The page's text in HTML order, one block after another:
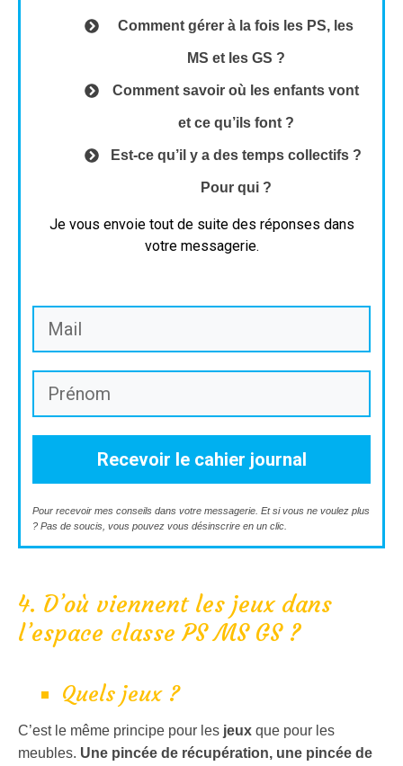
Comment gérer à la fois les PS, les
MS et les GS ?
Comment savoir où les enfants vont
et ce qu’ils font ?
Est-ce qu’il y a des temps collectifs ?
Pour qui ?
Je vous envoie tout de suite des réponses dans
votre messagerie.
Recevoir le cahier journal
Pour recevoir mes conseils dans votre messagerie. Et si vous ne voulez plus
? Pas de soucis, vous pouvez vous désinscrire en un clic.
4. D’où viennent les jeux dans
l’espace classe PS MS GS ?
Quels jeux ?
C’est le même principe pour les jeux que pour les
meubles. Une pincée de récupération, une pincée de